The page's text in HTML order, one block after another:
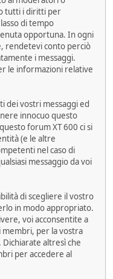
tutti i diritti per
di tempo
opportuna. In ogni
rendetevi conto perciò
i messaggi.
le informazioni relative
dei vostri messaggi ed
innocuo questo
forum XT 600 ci si
(e le altre
nel caso di
messaggio da voi
di scegliere il vostro
in modo appropriato.
voi acconsentite a
per la vostra
altresì che
per accedere al